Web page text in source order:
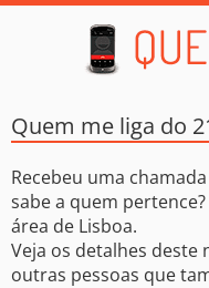
Quem me liga do
Recebeu uma
sabe a quem
área de Lisboa.
Veja os detalhes
outras pessoas que